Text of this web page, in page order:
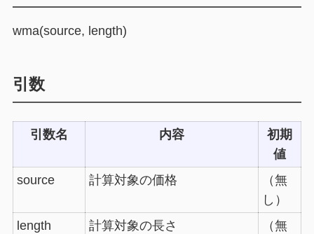
wma(source, length)
引数
引数名 内容
初期
値
source
計算対象の価格
（無
し）
length
計算対象の長さ
（無